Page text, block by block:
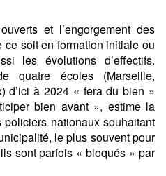
et l’engorgement des
soit en formation initiale ou
les évolutions d’effectifs.
quatre écoles(Marseille,
d’ici à 2024 « fera du bien »
bien avant », estime la
nationaux souhaitant
le plus souvent pour
sont parfois « bloqués » par